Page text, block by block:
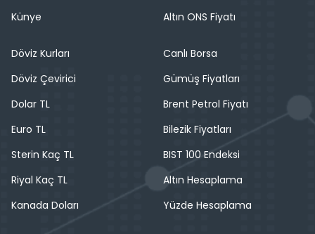
Künye
Altın ONS Fiyatı
Döviz Kurları
Döviz Çevirici
Dolar TL
Euro TL
Sterin Kaç TL
Riyal Kaç TL
Kanada Doları
Canlı Borsa
Gümüş Fiyatları
Brent Petrol Fiyatı
Bilezik Fiyatları
BIST 100 Endeksi
Altın Hesaplama
Yüzde Hesaplama